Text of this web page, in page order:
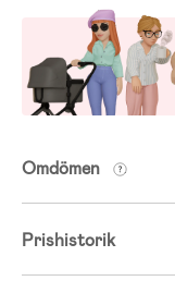
Omdömen
Prishistorik